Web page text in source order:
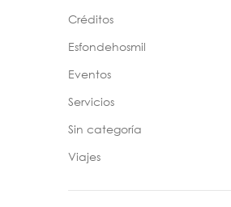
Créditos
Esfondehosmil
Eventos
Servicios
Sin categoría
Viajes